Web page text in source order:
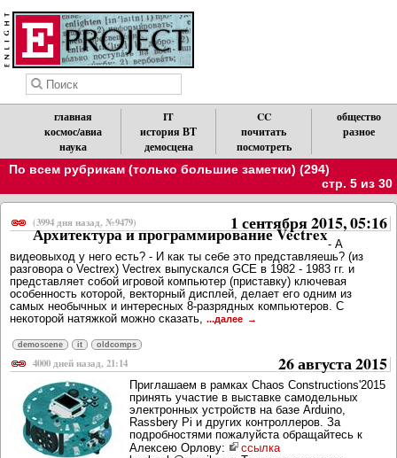
главная
космос/авиа
наука
IT
история ВТ
демосцена
CC
почитать
посмотреть
общество
разное
По всем рубрикам (только большие заметки) (294)
стр. 5 из 30
1 сентября 2015, 05:16
(3994 дня назад, №9479)
Архитектура и программирование Vectrex- А
видеовыход у него есть? - И как ты себе это представляешь? (из
разговора о Vectrex) Vectrex выпускался GCE в 1982 - 1983 гг. и
представляет собой игровой компьютер (приставку) ключевая
особенность которой, векторный дисплей, делает его одним из
самых необычных и интересных 8-разрядных компьютеров. С
некоторой натяжкой можно сказать, ...далее
demoscene it oldcomps
4000 дней назад, 21:14 26 августа 2015
Приглашаем в рамках Chaos Constructions'2015
принять участие в выставке самодельных
электронных устройств на базе Arduino,
Rassbery Pi и других контроллеров. За
подробностями пожалуйста обращайтесь к
Алексею Орлову:
ссылка